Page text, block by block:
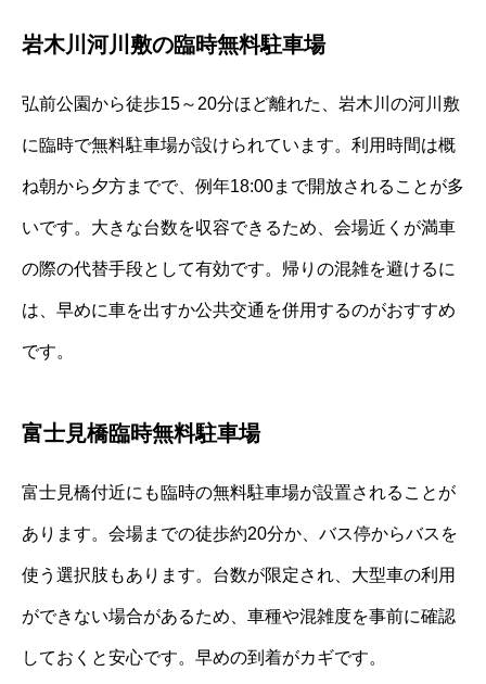
岩木川河川敷の臨時無料駐車場
弘前公園から徒歩15～20分ほど離れた、岩木川の河川敷
に臨時で無料駐車場が設けられています。利用時間は概
ね朝から夕方までで、例年18:00まで開放されることが多
いです。大きな台数を収容できるため、会場近くが満車
の際の代替手段として有効です。帰りの混雑を避けるに
は、早めに車を出すか公共交通を併用するのがおすすめ
です。
富士見橋臨時無料駐車場
富士見橋付近にも臨時の無料駐車場が設置されることが
あります。会場までの徒歩約20分か、バス停からバスを
使う選択肢もあります。台数が限定され、大型車の利用
ができない場合があるため、車種や混雑度を事前に確認
しておくと安心です。早めの到着がカギです。